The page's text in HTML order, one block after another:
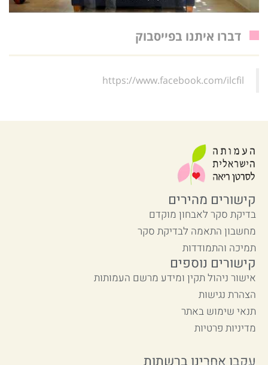
דברו איתנו בפייסבוק
https://www.facebook.com/ilcfil
קישורים מהירים
בדיקת סקר לאבחון מוקדם
מחשבון התאמה לבדיקת סקר
תמיכה והתמודדות
קישורים נוספים
אישור ניהול תקין ומידע מרשם העמותות
הצהרת נגישות
תנאי שימוש באתר
מדיניות פרטיות
עקבו אחרינו ברשתות